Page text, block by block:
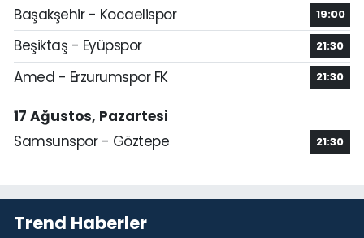
Başakşehir - Kocaelispor
19:00
Beşiktaş - Eyüpspor 21:30
Amed - Erzurumspor FK 21:30
17 Ağustos, Pazartesi
Samsunspor - Göztepe
21:30
Trend Haberler